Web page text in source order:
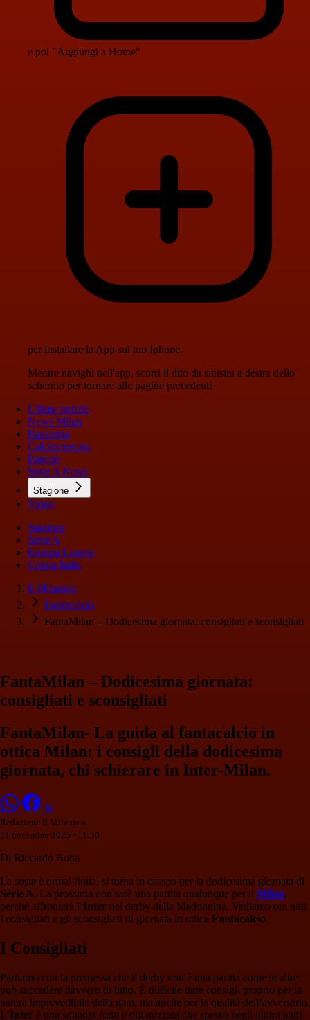
e poi "Aggiungi a Home"
per installare la App sul tuo Iphone.
Mentre navighi nell'app, scorri il dito da sinistra a destra dello
schermo per tornare alle pagine precedenti
Ultime notizie
News Milan
Rassegna
Calciomercato
Pagelle
Serie A News
Stagione
Video
Stagione
Serie A
Europa League
Coppa Italia
Il Milanista
Fantacalcio
FantaMilan – Dodicesima giornata: consigliati e sconsigliati
FantaMilan – Dodicesima giornata:
consigliati e sconsigliati
FantaMilan- La guida al fantacalcio in
ottica Milan: i consigli della dodicesima
giornata, chi schierare in Inter-Milan.
Redazione Il Milanista
21 novembre 2025 - 11:50
Di Riccardo Botta
La sosta è ormai finita, si torna in campo per la dodicesima giornata di
Serie A. La prossima non sarà una partita qualunque per il Milan,
perché affronterà l’Inter nel derby della Madonnina. Vediamo ora tutti
i consigliati e gli sconsigliati di giornata in ottica Fantacalcio.
I Consigliati
Partiamo con la premessa che il derby non è una partita come le altre:
può succedere davvero di tutto. È difficile dare consigli proprio per la
natura imprevedibile della gara, ma anche per la qualità dell’avversario.
L’Inter è una squadra forte e organizzata che spesso negli ultimi anni